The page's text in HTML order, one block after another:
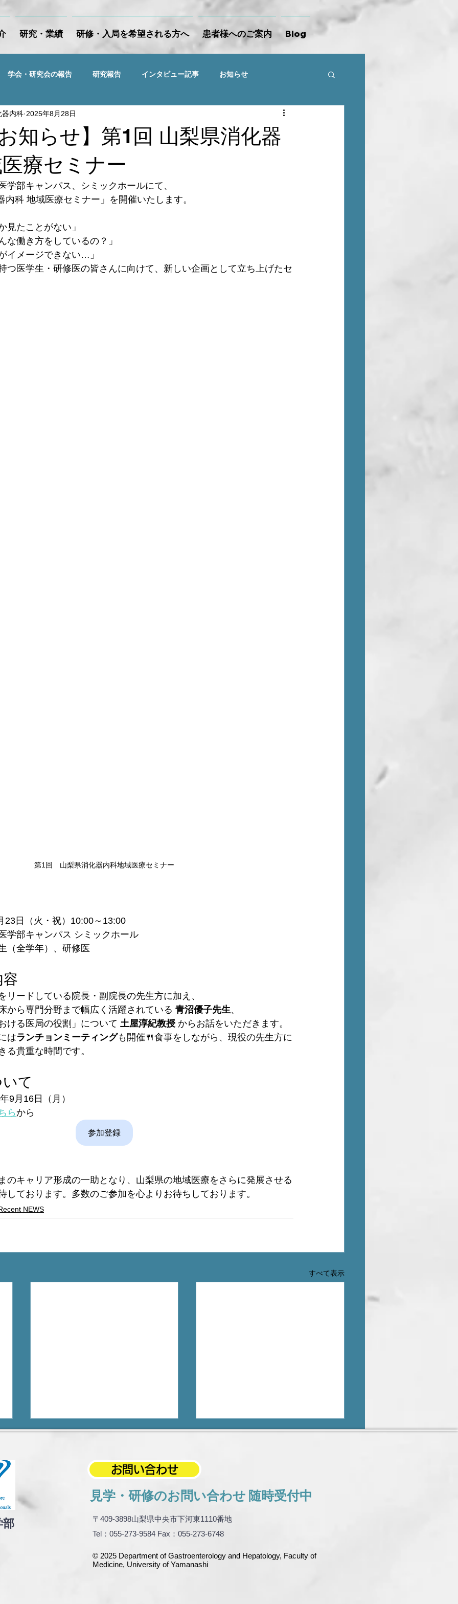
研究・業績 研修・入局を希望される方へ 患者様へのご案内 Blog
学会・研究会の報告 研究報告 インタビュー記事 お知らせ
知らせ】第1回 山梨県消化器
療セミナー
器内科 2025年8月28日
学部キャンパス、シミックホールにて、
内科 地域医療セミナー」を開催いたします。
見たことがない」
な働き方をしているの？」
イメージできない…」
つ医学生・研修医の皆さんに向けて、新しい企画として立ち上げたセ
第1回　山梨県消化器内科地域医療セミナー
23日（火・祝）10:00～13:00
学部キャンパス シミックホール
（全学年）、研修医
リードしている院長・副院長の先生方に加え、
から専門分野まで幅広く活躍されている 青沼優子先生、
ける医局の役割」について 土屋淳紀教授 からお話をいただきます。
はランチョンミーティングも開催🍴食事をしながら、現役の先生方に
る貴重な時間です。
て
9月16日（月）
らから
参加登録
のキャリア形成の一助となり、山梨県の地域医療をさらに発展させる
しております。多数のご参加を心よりお待ちしております。
NEWS
すべて表示
就任から一年を振り返って
AASLD 2025（ワシントン
D.C.）に土屋教授・村岡先生
部
お問い合わせ
見学・研修のお問い合わせ ​ 随時受付中
〒409-3898山梨県中央市下河東1110番地
Tel：055-273-9584 Fax：055-273-6748
© 2025 Department of Gastroenterology and Hepatology, Faculty of
Medicine, University of Yamanashi